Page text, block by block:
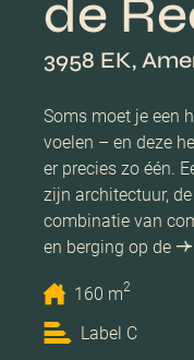
de
3958 EK,
Soms moet je een
voelen – en deze
er precies zo één.
zijn architectuur,
combinatie van
en berging op de
160 m2
Label C